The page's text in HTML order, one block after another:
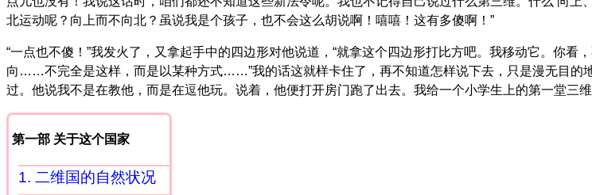
北运动呢？向上而不向北？虽说我是个孩子，也不会这么胡说啊！嘻嘻！这有多傻啊！”
“一点也不傻！”我发火了，又拿起手中的四边形对他说道，“就拿这个四边形打比方吧。我移动它。
向……不完全是这样，而是以某种方式……”我的话这就样卡住了，再不知道怎样说下去，只是漫无目的
过。他说我不是在教他，而是在逗他玩。说着，他便打开房门跑了出去。我给一个小学生上的第一堂三维
第一部 关于这个国家
1. 二维国的自然状况